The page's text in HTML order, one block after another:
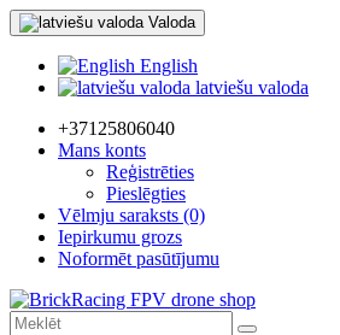
Valoda
English
latviešu valoda
+37125806040
Mans konts
Reģistrēties
Pieslēgties
Vēlmju saraksts (0)
Iepirkumu grozs
Noformēt pasūtījumu